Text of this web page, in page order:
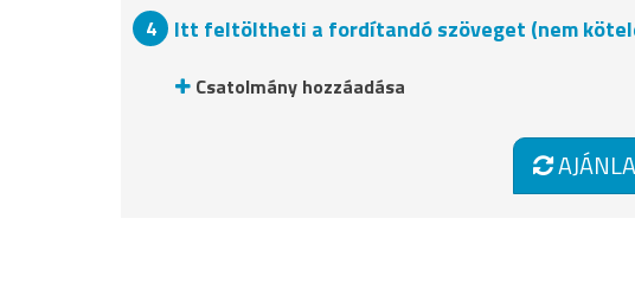
Itt feltöltheti a fordítandó szöveget (nem
Csatolmány hozzáadása